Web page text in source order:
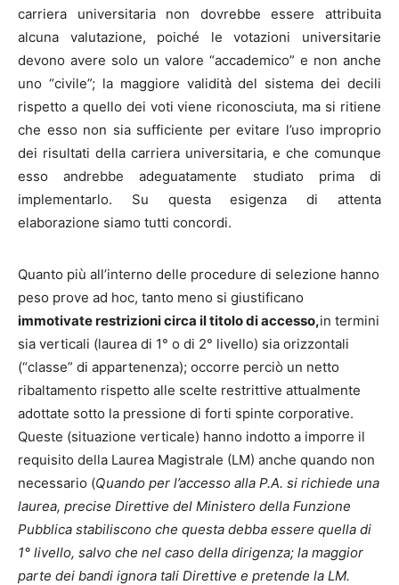
carriera universitaria non dovrebbe essere attribuita
alcuna valutazione, poiché le votazioni universitarie
devono avere solo un valore “accademico” e non anche
uno “civile”; la maggiore validità del sistema dei decili
rispetto a quello dei voti viene riconosciuta, ma si ritiene
che esso non sia sufficiente per evitare l’uso improprio
dei risultati della carriera universitaria, e che comunque
esso andrebbe adeguatamente studiato prima di
implementarlo. Su questa esigenza di attenta
elaborazione siamo tutti concordi.
Quanto più all’interno delle procedure di selezione hanno
peso prove ad hoc, tanto meno si giustificano
immotivate restrizioni circa il titolo di accesso,in termini
sia verticali (laurea di 1° o di 2° livello) sia orizzontali
(“classe” di appartenenza); occorre perciò un netto
ribaltamento rispetto alle scelte restrittive attualmente
adottate sotto la pressione di forti spinte corporative.
Queste (situazione verticale) hanno indotto a imporre il
requisito della Laurea Magistrale (LM) anche quando non
necessario (Quando per l’accesso alla P.A. si richiede una
laurea, precise Direttive del Ministero della Funzione
Pubblica stabiliscono che questa debba essere quella di
1° livello, salvo che nel caso della dirigenza; la maggior
parte dei bandi ignora tali Direttive e pretende la LM.